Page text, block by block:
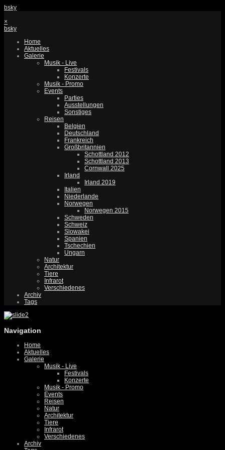
bsky
×
bsky
Home
Aktuelles
Galerie
Musik - Live
Festivals
Konzerte
Musik - Promo
Events
Parties
Ausstellungen
Sonstiges
Reisen
Belgien
Deutschland
Frankreich
Großbritannien
Schottland 2012
Schottland 2013
Cornwall 2025
Irland
Irland 2019
Italien
Niederlande
Norwegen
Norwegen 2015
Schweden
Schweiz
Slowakei
Spanien
Tschechien
Ungarn
Natur
Architektur
Tiere
Infrarot
Verschiedenes
Archiv
Tags
Navigation
Home
Aktuelles
Galerie
Musik - Live
Festivals
Konzerte
Musik - Promo
Events
Reisen
Natur
Architektur
Tiere
Infrarot
Verschiedenes
Archiv